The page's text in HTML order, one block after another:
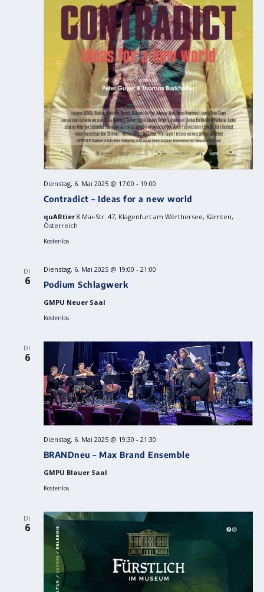
Contradict – Ideas for a new world
Dienstag, 6. Mai 2025 @ 17:00 - 19:00
quARtier 8.Mai-Str. 47, Klagenfurt am Wörthersee, Kärnten,
Österreich
Kostenlos
DI.
6 Podium Schlagwerk
Dienstag, 6. Mai 2025 @ 19:00 - 21:00
GMPU Neuer Saal
Kostenlos
DI.
6
BRANDneu – Max Brand Ensemble
Dienstag, 6. Mai 2025 @ 19:30 - 21:30
GMPU Blauer Saal
Kostenlos
DI.
6